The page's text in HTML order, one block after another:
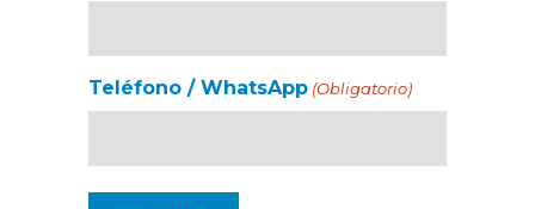
Teléfono / WhatsApp (Obligatorio)